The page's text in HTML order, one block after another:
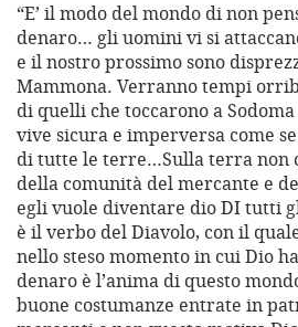
“E’ il modo del mondo di non
denaro… gli uomini vi si
e il nostro prossimo sono
Mammona. Verranno tempi
di quelli che toccarono a
vive sicura e imperversa come
di tutte le terre…Sulla terra non
della comunità del mercante e
egli vuole diventare dio DI tutti
è il verbo del Diavolo, con il
nello steso momento in cui Dio
denaro è l’anima di questo
buone costumanze entrate in